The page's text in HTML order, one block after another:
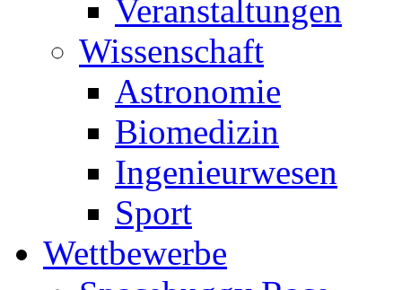
Veranstaltungen
Wissenschaft
Astronomie
Biomedizin
Ingenieurwesen
Sport
Wettbewerbe